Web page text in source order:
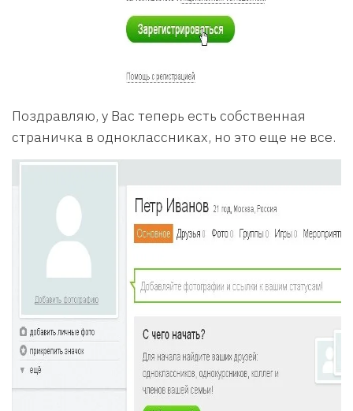
Поздравляю, у Вас теперь есть собственная
страничка в одноклассниках, но это еще не все.